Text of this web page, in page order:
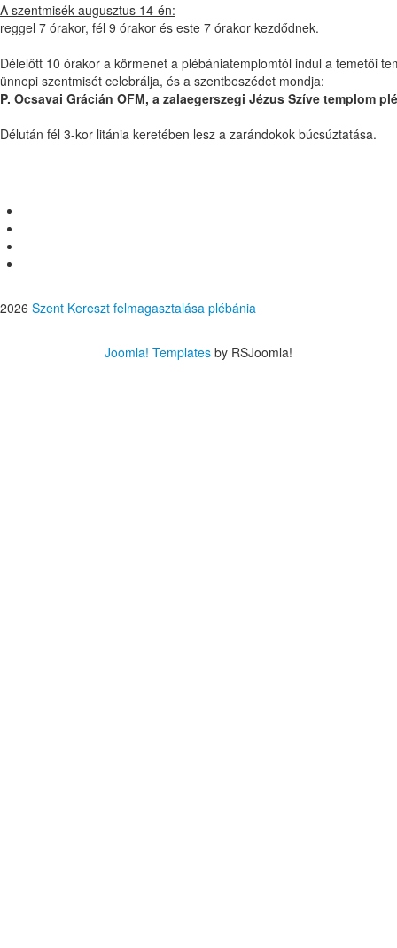
A szentmisék augusztus 14-én:
reggel 7 órakor, fél 9 órakor és este 7 órakor kezdődnek.
Délelőtt 10 órakor a körmenet a plébániatemplomtól indul a temetői
ünnepi szentmisét celebrálja, és a szentbeszédet mondja:
P. Ocsavai Grácián OFM, a zalaegerszegi Jézus Szíve templom
Délután fél 3-kor litánia keretében lesz a zarándokok búcsúztatása.
2026 Szent Kereszt felmagasztalása plébánia
Joomla! Templates by RSJoomla!